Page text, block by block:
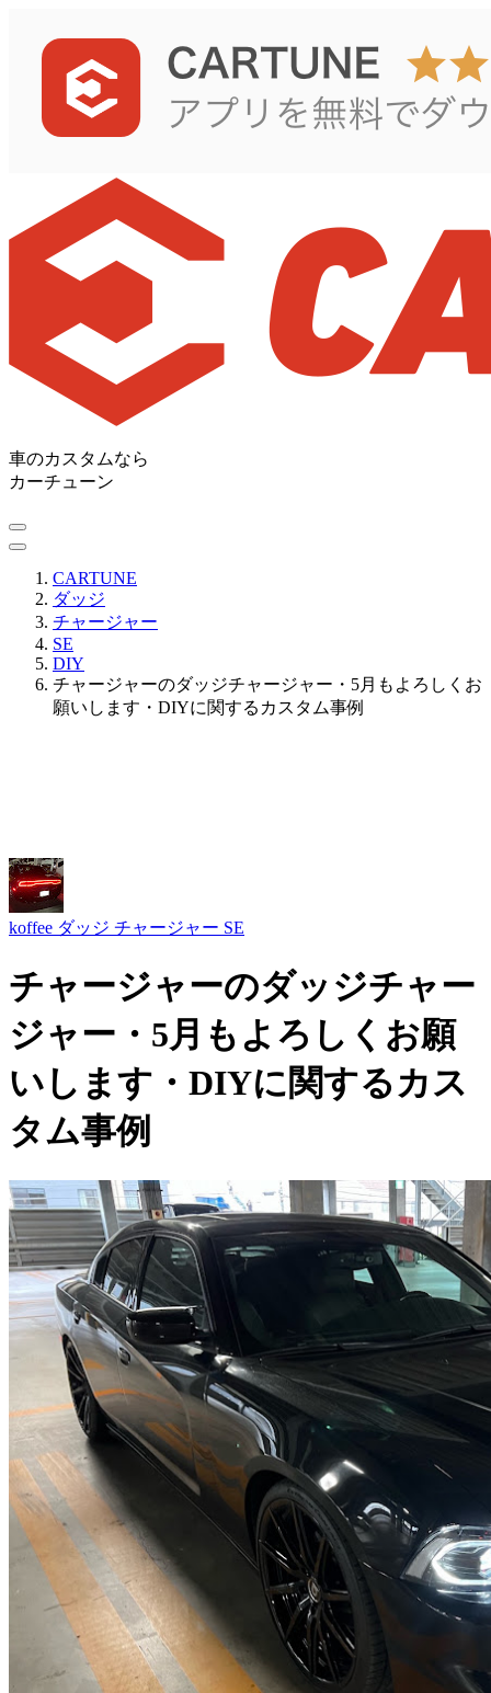
車のカスタムなら
カーチューン
CARTUNE
ダッジ
チャージャー
SE
DIY
チャージャーのダッジチャージャー・5月もよろしくお
願いします・DIYに関するカスタム事例
koffee ダッジ チャージャー SE
チャージャーのダッジチャー
ジャー・5月もよろしくお願
いします・DIYに関するカス
タム事例